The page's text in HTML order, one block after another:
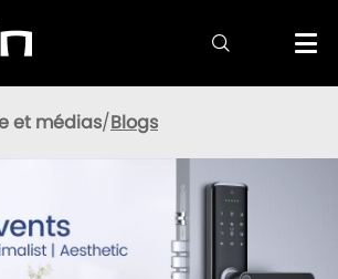

et médias Blogs